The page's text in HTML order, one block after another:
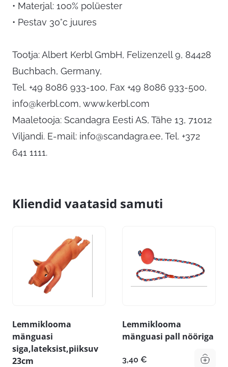
• Materjal: 100% polüester
• Pestav 30°c juures
Tootja: Albert Kerbl GmbH, Felizenzell 9, 84428
Buchbach, Germany,
Tel. +49 8086 933-100, Fax +49 8086 933-500,
info@kerbl.com, www.kerbl.com
Maaletooja: Scandagra Eesti AS, Tähe 13, 71012
Viljandi. E-mail: info@scandagra.ee, Tel. +372
641 1111.
Kliendid vaatasid samuti
Lemmiklooma
mänguasi
siga,lateksist,piiksuv
23cm
Lemmiklooma
mänguasi pall nööriga
3,40 €